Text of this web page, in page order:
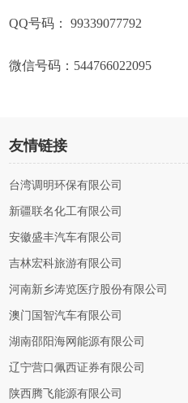
QQ号码： 99339077792
微信号码：544766022095
友情链接
台湾调明环保有限公司
新疆联名化工有限公司
安徽盛丰汽车有限公司
吉林宏科旅游有限公司
河南新乡涛览医疗股份有限公司
澳门国智汽车有限公司
湖南邵阳海网能源有限公司
辽宁营口佩西证券有限公司
陕西腾飞能源有限公司